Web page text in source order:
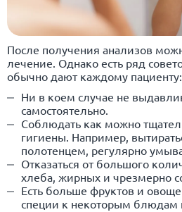
После получения анализов
лечение. Однако есть ряд
обычно дают каждому пациенту:
Ни в коем случае не
самостоятельно.
Соблюдать как можно
гигиены. Например,
полотенцем, регулярно
Отказаться от большого
хлеба, жирных и чрезмерно
Есть больше фруктов и
специи к некоторым блюдам